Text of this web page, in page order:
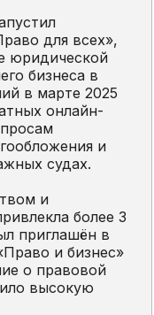
для всех»,
юридической
бизнеса в
в марте 2025
онлайн-
и
судах.
и
более 3
приглашён в
и бизнес»
о правовой
высокую